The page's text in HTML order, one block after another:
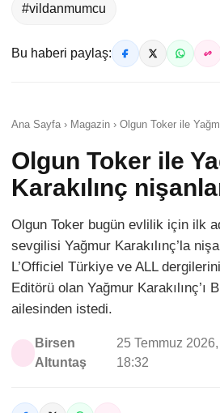
#vildanmumcu
Bu haberi paylaş:
Ana Sayfa › Magazin › Olgun Toker ile
Olgun Toker ile
Karakılınç
Olgun Toker bugün evlilik için ilk
sevgilisi Yağmur Karakılınç’la
L’Officiel Türkiye ve ALL
Editörü olan Yağmur Karakılınç’ı
ailesinden istedi.
Birsen
Altuntaş
25 Temmuz
18:32